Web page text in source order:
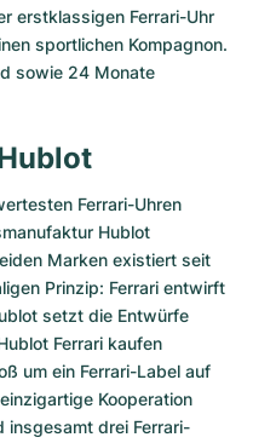
erstklassigen Ferrari-Uhr
sportlichen Kompagnon.
sowie 24 Monate
Ferrari-Uhren
Hublot
Marken existiert seit
Prinzip: Ferrari entwirft
setzt die Entwürfe
Ferrari kaufen
um ein Ferrari-Label auf
Kooperation
insgesamt drei Ferrari-